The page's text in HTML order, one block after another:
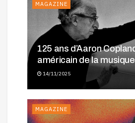
MAGAZINE
125 ans d’Aaron
américain de la musique
14/11/2025
MAGAZINE